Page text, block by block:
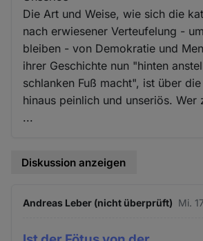
Die Art und Weise, wie sich die
nach erwiesener Verteufelung -
bleiben - von Demokratie und
ihrer Geschichte nun "hinten
schlanken Fuß macht", ist über
hinaus peinlich und unseriös. Wer
...
Diskussion anzeigen
Andreas Leber (nicht überprüft) Mi.